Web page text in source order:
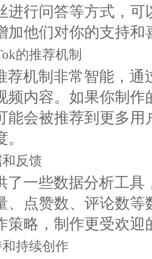
进行问答等方式，
加他们对你的支持和
的推荐机制
荐机制非常智能，
频内容。如果你制
能会被推荐到更多用
反馈
了一些数据分析工
、点赞数、评论数
策略，制作更受欢迎
持续创作